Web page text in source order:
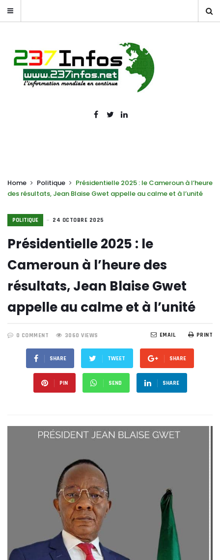
Home Politique
Présidentielle 2025 : le Cameroun à l’heure
des résultats, Jean Blaise Gwet appelle au calme et à l’unité
POLITIQUE 24 OCTOBRE 2025
Présidentielle 2025 : le
Cameroun à l’heure des
résultats, Jean Blaise Gwet
appelle au calme et à l’unité
0 COMMENT 3060 VIEWS PRINT
EMAIL
SHARE TWEET SHARE
PIN SEND SHARE